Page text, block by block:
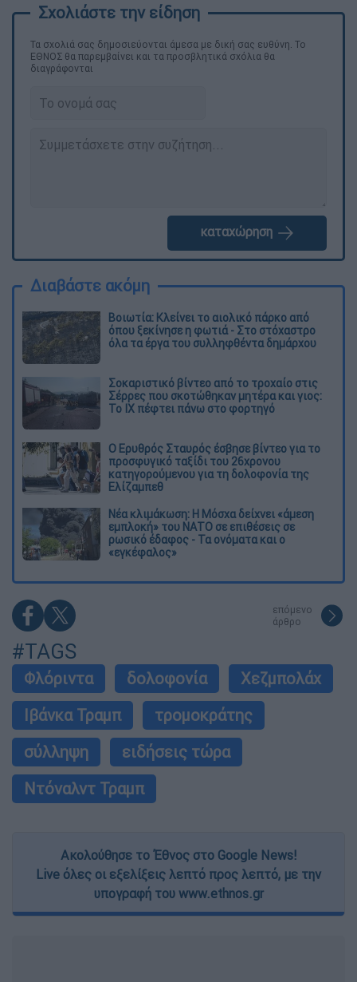
Τα σχολιά σας δημοσιεύονται άμεσα με δική σας ευθύνη. Το
ΕΘΝΟΣ θα παρεμβαίνει και τα προσβλητικά σχόλια θα
διαγράφονται
καταχώρηση
Διαβάστε ακόμη
Βοιωτία: Κλείνει το αιολικό πάρκο από
όπου ξεκίνησε η φωτιά - Στο στόχαστρο
όλα τα έργα του συλληφθέντα δημάρχου
Σοκαριστικό βίντεο από το τροχαίο στις
Σέρρες που σκοτώθηκαν μητέρα και γιος:
Το ΙΧ πέφτει πάνω στο φορτηγό
Ο Ερυθρός Σταυρός έσβησε βίντεο για το
προσφυγικό ταξίδι του 26χρονου
κατηγορούμενου για τη δολοφονία της
Ελίζαμπεθ
Νέα κλιμάκωση: Η Μόσχα δείχνει «άμεση
εμπλοκή» του ΝΑΤΟ σε επιθέσεις σε
ρωσικό έδαφος - Τα ονόματα και ο
«εγκέφαλος»
επόμενο
άρθρο
#TAGS
Φλόριντα δολοφονία
Χεζμπολάχ
Ιβάνκα Τραμπ
τρομοκράτης
σύλληψη
ειδήσεις τώρα
Ντόναλντ Τραμπ
Ακολούθησε το Έθνος στο Google News!
Live όλες οι εξελίξεις λεπτό προς λεπτό, με την
υπογραφή του www.ethnos.gr